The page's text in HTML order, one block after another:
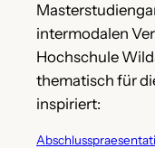
intermodalen
Hochschule
thematisch für
inspiriert: